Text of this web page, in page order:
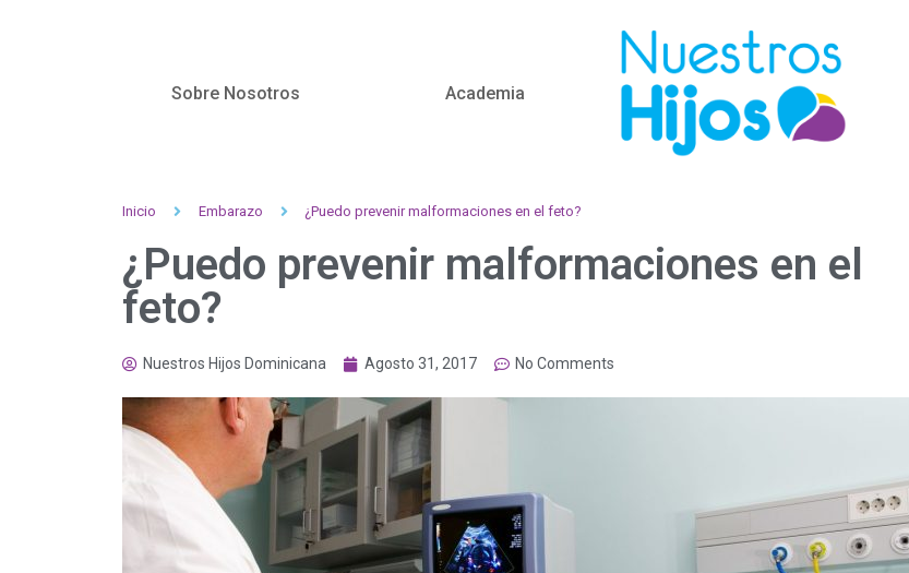
Sobre Nosotros Academia
Inicio Embarazo ¿Puedo prevenir malformaciones en el feto?
¿Puedo prevenir malformaciones en el
feto?
Nuestros Hijos Dominicana Agosto 31, 2017 No Comments